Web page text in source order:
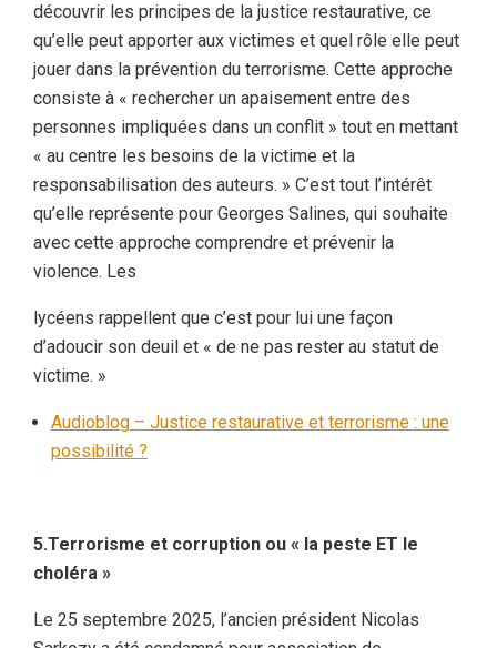
découvrir les principes de la justice restaurative, ce
qu’elle peut apporter aux victimes et quel rôle elle peut
jouer dans la prévention du terrorisme. Cette approche
consiste à « rechercher un apaisement entre des
personnes impliquées dans un conflit » tout en mettant
« au centre les besoins de la victime et la
responsabilisation des auteurs. » C’est tout l’intérêt
qu’elle représente pour Georges Salines, qui souhaite
avec cette approche comprendre et prévenir la
violence. Les
lycéens rappellent que c’est pour lui une façon
d’adoucir son deuil et « de ne pas rester au statut de
victime. »
Audioblog – Justice restaurative et terrorisme : une
possibilité ?
5.Terrorisme et corruption ou « la peste ET le
choléra »
Le 25 septembre 2025, l’ancien président Nicolas